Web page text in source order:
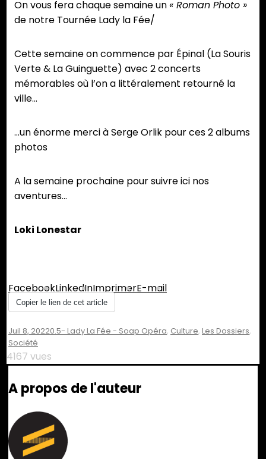
On vous fera chaque semaine un« Roman Photo »
de notre Tournée Lady la Fée/
Cette semaine on commence par Épinal (La Souris
Verte & La Guinguette) avec 2 concerts
mémorables où l’on a littéralement retourné la
ville…
…un énorme merci à Serge Orlik pour ces 2 albums
photos
A la semaine prochaine pour suivre ici nos
aventures…
Loki Lonestar
FacebookLinkedInImprimerE-mail
Copier le lien de cet article
Juil 8, 20220.5- Lady La Fée - Soap Opéra, Culture, Les Dossiers,
Société
4167 vues
A propos de l'auteur